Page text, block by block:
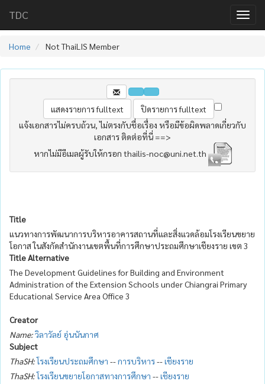
TDC
Home Not ThaiLIS Member
แจ้งเอกสารไม่ครบถ้วน, ไม่ตรงกับชื่อเรื่อง หรือมีข้อผิดพลาดเกี่ยวกับ
เอกสาร ติดต่อที่นี่ ==>
หากไม่มีอีเมลผู้รับให้กรอก thailis-noc@uni.net.th
Title
แนวทางการพัฒนาการบริหารอาคารสถานที่และสิ่งแวดล้อมโรงเรียนขยาย
โอกาส ในสังกัดสำนักงานเขตพื้นที่การศึกษาประถมศึกษาเชียงราย เขต 3
Title Alternative
The Development Guidelines for Building and Environment
Administration of the Extension Schools under Chiangrai Primary
Educational Service Area Office 3
Creator
Name:วิลาวัลย์ อุ่นนันกาศ
Subject
ThaSH:โรงเรียนประถมศึกษา --การบริหาร--เชียงราย
ThaSH:โรงเรียนขยายโอกาสทางการศึกษา --เชียงราย